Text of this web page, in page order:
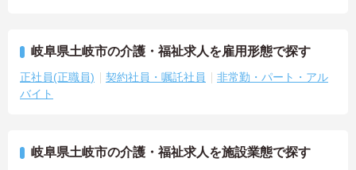
岐阜県土岐市の介護・福祉求人を雇用形態で探す
正社員(正職員) 契約社員・嘱託社員
非常勤・パート・アル
バイト
岐阜県土岐市の介護・福祉求人を施設業態で探す